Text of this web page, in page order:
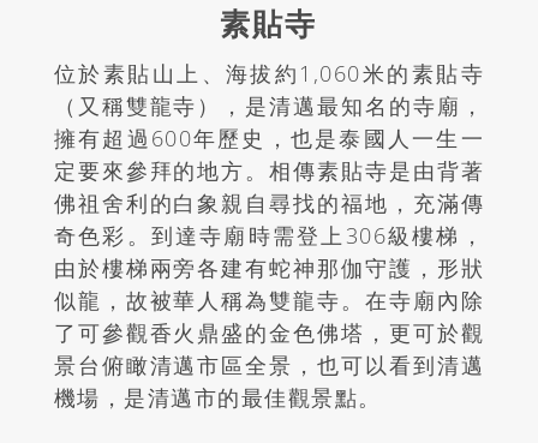
素貼寺
位於素貼山上、海拔約1,060米的素貼寺
（又稱雙龍寺），是清邁最知名的寺廟，
擁有超過600年歷史，也是泰國人一生一
定要來參拜的地方。相傳素貼寺是由背著
佛祖舍利的白象親自尋找的福地，充滿傳
奇色彩。到達寺廟時需登上306級樓梯，
由於樓梯兩旁各建有蛇神那伽守護，形狀
似龍，故被華人稱為雙龍寺。在寺廟內除
了可參觀香火鼎盛的金色佛塔，更可於觀
景台俯瞰清邁市區全景，也可以看到清邁
機場，是清邁市的最佳觀景點。